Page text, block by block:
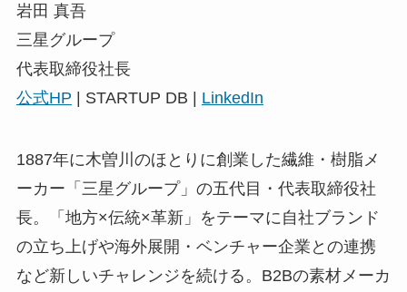
岩田 真吾
三星グループ
代表取締役社長
公式HP | STARTUP DB | LinkedIn
1887年に木曽川のほとりに創業した繊維・樹脂メ
ーカー「三星グループ」の五代目・代表取締役社
長。「地方×伝統×革新」をテーマに自社ブランド
の立ち上げや海外展開・ベンチャー企業との連携
など新しいチャレンジを続ける。B2Bの素材メーカ